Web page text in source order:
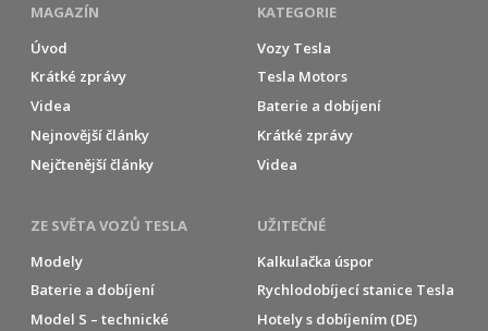
MAGAZÍN
Úvod
Krátké zprávy
Videa
Nejnovější články
Nejčtenější články
KATEGORIE
Vozy Tesla
Tesla Motors
Baterie a dobíjení
Krátké zprávy
Videa
ZE SVĚTA VOZŮ TESLA
Modely
Baterie a dobíjení
Model S – technické
UŽITEČNÉ
Kalkulačka úspor
Rychlodobíjecí stanice Tesla
Hotely s dobíjením (DE)